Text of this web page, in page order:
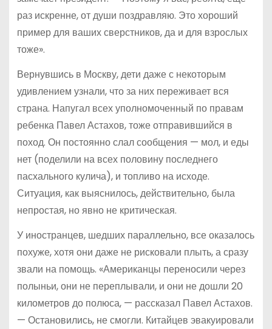
раз искренне, от души поздравляю. Это хороший
пример для ваших сверстников, да и для взрослых
тоже».
Вернувшись в Москву, дети даже с некоторым
удивлением узнали, что за них переживает вся
страна. Напугал всех уполномоченный по правам
ребенка Павел Астахов, тоже отправившийся в
поход. Он постоянно слал сообщения — мол, и еды
нет (поделили на всех половину последнего
пасхального кулича), и топливо на исходе.
Ситуация, как выяснилось, действительно, была
непростая, но явно не критическая.
У иностранцев, шедших параллельно, все оказалось
похуже, хотя они даже не рисковали плыть, а сразу
звали на помощь. «Американцы переносили через
полыньи, они не переплывали, и они не дошли 20
километров до полюса, — рассказал Павел Астахов.
— Остановились, не смогли. Китайцев эвакуировали